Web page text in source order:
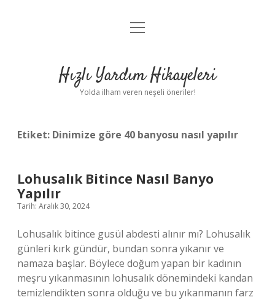
Anasayfa
Yasal Uyarı
menüyü
Hızlı Yardım Hikayeleri
Yolda ilham veren neşeli öneriler!
Etiket: Dinimize göre 40 banyosu nasıl yapılır
Lohusalık Bitince Nasıl Banyo
Yapılır
Tarih: Aralık 30, 2024
Lohusalık bitince gusül abdesti alınır mı? Lohusalık
günleri kırk gündür, bundan sonra yıkanır ve
namaza başlar. Böylece doğum yapan bir kadının
meşru yıkanmasının lohusalık dönemindeki kandan
temizlendikten sonra olduğu ve bu yıkanmanın farz